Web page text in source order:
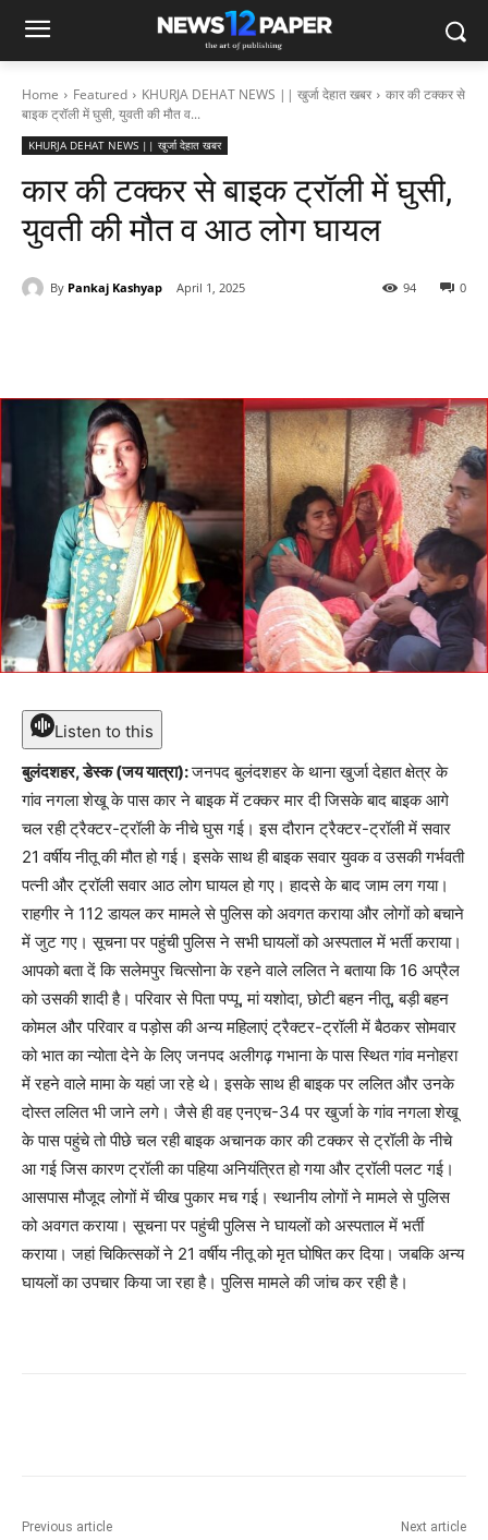
Home Featured KHURJA DEHAT NEWS || खुर्जा देहात खबर
कार की टक्कर से
बाइक ट्रॉली में घुसी, युवती की मौत व...
KHURJA DEHAT NEWS || खुर्जा देहात खबर
कार की टक्कर से बाइक ट्रॉली में घुसी,
युवती की मौत व आठ लोग घायल
By Pankaj Kashyap April 1, 2025 0
94
Listen to this
बुलंदशहर, डेस्क (जय यात्रा):जनपद बुलंदशहर के थाना खुर्जा देहात क्षेत्र के
गांव नगला शेखू के पास कार ने बाइक में टक्कर मार दी जिसके बाद बाइक आगे
चल रही ट्रैक्टर-ट्रॉली के नीचे घुस गई। इस दौरान ट्रैक्टर-ट्रॉली में सवार
21 वर्षीय नीतू की मौत हो गई। इसके साथ ही बाइक सवार युवक व उसकी गर्भवती
पत्नी और ट्रॉली सवार आठ लोग घायल हो गए। हादसे के बाद जाम लग गया।
राहगीर ने 112 डायल कर मामले से पुलिस को अवगत कराया और लोगों को बचाने
में जुट गए। सूचना पर पहुंची पुलिस ने सभी घायलों को अस्पताल में भर्ती कराया।
आपको बता दें कि सलेमपुर चित्सोना के रहने वाले ललित ने बताया कि 16 अप्रैल
को उसकी शादी है। परिवार से पिता पप्पू, मां यशोदा, छोटी बहन नीतू, बड़ी बहन
कोमल और परिवार व पड़ोस की अन्य महिलाएं ट्रैक्टर-ट्रॉली में बैठकर सोमवार
को भात का न्योता देने के लिए जनपद अलीगढ़ गभाना के पास स्थित गांव मनोहरा
में रहने वाले मामा के यहां जा रहे थे। इसके साथ ही बाइक पर ललित और उनके
दोस्त ललित भी जाने लगे। जैसे ही वह एनएच-34 पर खुर्जा के गांव नगला शेखू
के पास पहुंचे तो पीछे चल रही बाइक अचानक कार की टक्कर से ट्रॉली के नीचे
आ गई जिस कारण ट्रॉली का पहिया अनियंत्रित हो गया और ट्रॉली पलट गई।
आसपास मौजूद लोगों में चीख पुकार मच गई। स्थानीय लोगों ने मामले से पुलिस
को अवगत कराया। सूचना पर पहुंची पुलिस ने घायलों को अस्पताल में भर्ती
कराया। जहां चिकित्सकों ने 21 वर्षीय नीतू को मृत घोषित कर दिया। जबकि अन्य
घायलों का उपचार किया जा रहा है। पुलिस मामले की जांच कर रही है।
Previous article Next article